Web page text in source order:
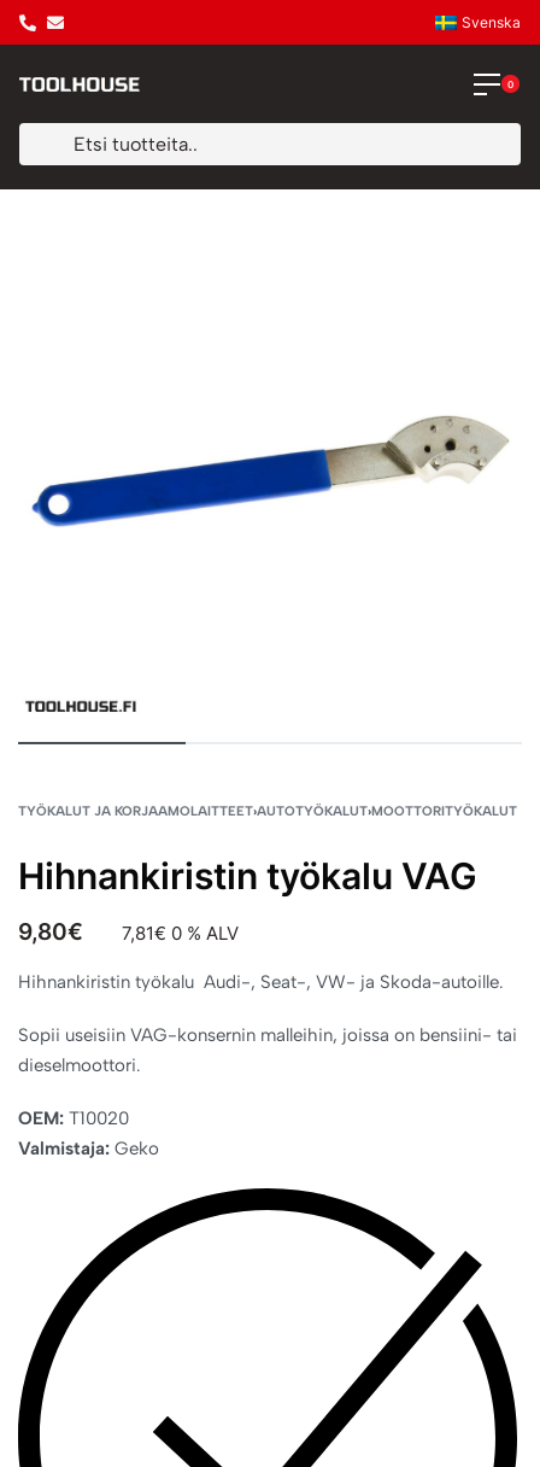
Svenska
0
TYÖKALUT JA KORJAAMOLAITTEET›AUTOTYÖKALUT›MOOTTORITYÖKALUT
Hihnankiristin työkalu VAG
9,80€ 7,81€ 0 % ALV
Hihnankiristin työkalu Audi-, Seat-, VW- ja Skoda-autoille.
Sopii useisiin VAG-konsernin malleihin, joissa on bensiini- tai
dieselmoottori.
OEM: T10020
Valmistaja: Geko